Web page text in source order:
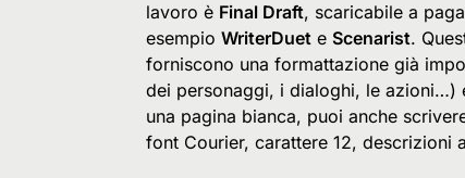
lavoro è Final Draft, scaricabile a
esempioWriterDuet e Scenarist.
forniscono una formattazione già
dei personaggi, i dialoghi, le azioni…)
una pagina bianca, puoi anche
font Courier, carattere 12, descrizioni